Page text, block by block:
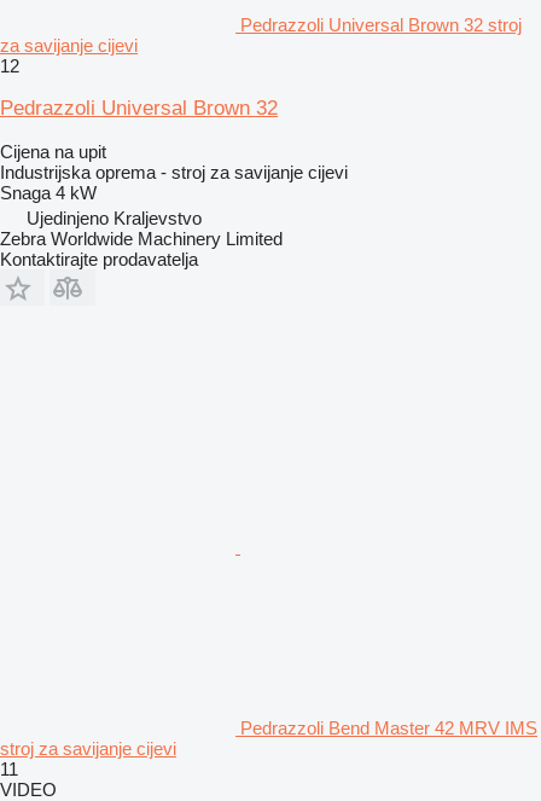
Pedrazzoli Universal Brown 32 stroj
za savijanje cijevi
12
Pedrazzoli Universal Brown 32
Cijena na upit
Industrijska oprema - stroj za savijanje cijevi
Snaga 4 kW
Ujedinjeno Kraljevstvo
Zebra Worldwide Machinery Limited
Kontaktirajte prodavatelja
Pedrazzoli Bend Master 42 MRV IMS
stroj za savijanje cijevi
11
VIDEO